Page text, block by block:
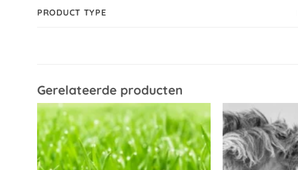
PRODUCT TYPE
Gerelateerde producten
Toevoegen
aan
verlanglijst